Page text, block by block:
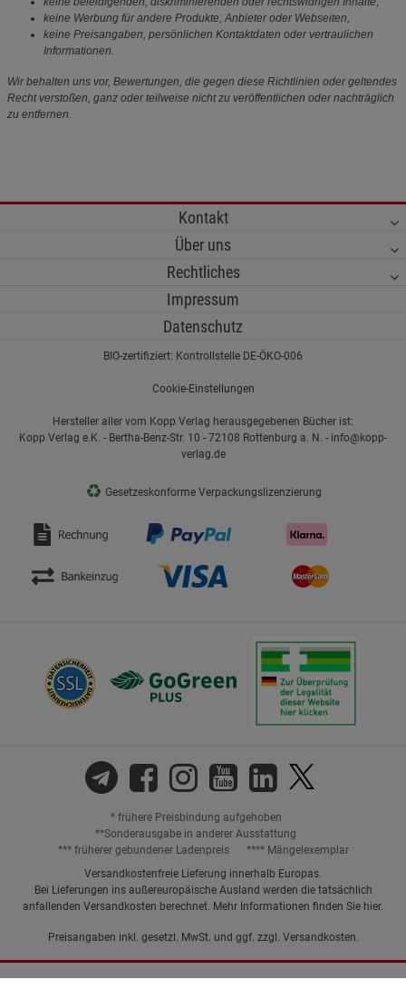
keine Werbung für andere Produkte, Anbieter oder Webseiten,
keine Preisangaben, persönlichen Kontaktdaten oder vertraulichen
Informationen.
Wir behalten uns vor, Bewertungen, die gegen diese Richtlinien oder geltendes
Recht verstoßen, ganz oder teilweise nicht zu veröffentlichen oder nachträglich
zu entfernen.
Kontakt
Über uns
Rechtliches
Impressum
Datenschutz
BIO-zertifiziert: Kontrollstelle DE-ÖKO-006
Cookie-Einstellungen
Hersteller aller vom Kopp Verlag herausgegebenen Bücher ist:
Kopp Verlag e.K. - Bertha-Benz-Str. 10 - 72108 Rottenburg a. N. - info@kopp-
verlag.de
♻ Gesetzeskonforme Verpackungslizenzierung
* frühere Preisbindung aufgehoben
**Sonderausgabe in anderer Ausstattung
*** früherer gebundener Ladenpreis
**** Mängelexemplar
Versandkostenfreie Lieferung innerhalb Europas.
Bei Lieferungen ins außereuropäische Ausland werden die tatsächlich
anfallenden Versandkosten berechnet. Mehr Informationen finden Sie hier.
Preisangaben inkl. gesetzl. MwSt. und ggf. zzgl. Versandkosten.